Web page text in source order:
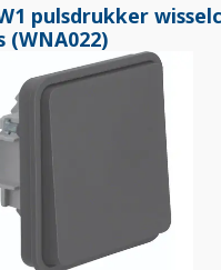
pulsdrukker
(WNA022)